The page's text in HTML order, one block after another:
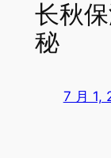
长秋
秘
7 月 1,